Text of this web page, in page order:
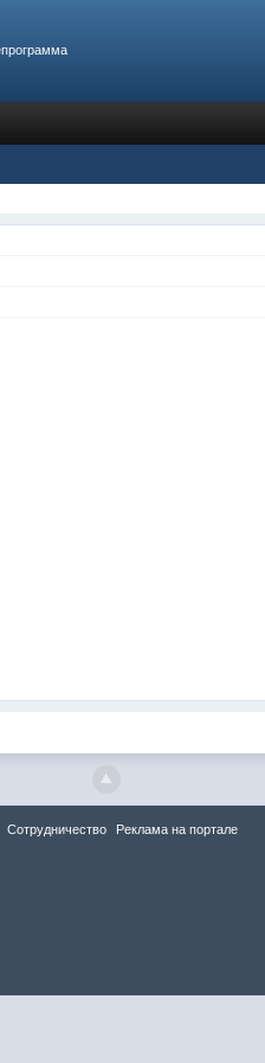
Сотрудничество Реклама на портале